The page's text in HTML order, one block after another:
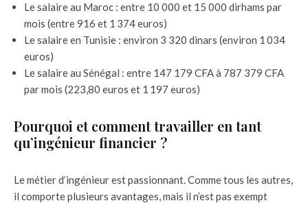
Le salaire au Maroc : entre 10 000 et 15 000 dirhams par
mois (entre 916 et 1 374 euros)
Le salaire en Tunisie : environ 3 320 dinars (environ 1 034
euros)
Le salaire au Sénégal : entre 147 179 CFA à 787 379 CFA
par mois (223,80 euros et 1 197 euros)
Pourquoi et comment travailler en tant
qu’ingénieur financier ?
Le métier d’ingénieur est passionnant. Comme tous les autres,
il comporte plusieurs avantages, mais il n’est pas exempt